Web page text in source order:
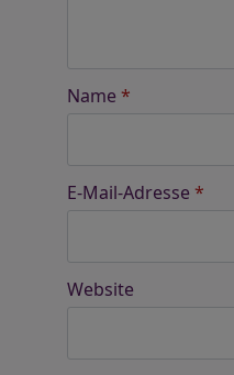
Name *
E-Mail-Adresse *
Website